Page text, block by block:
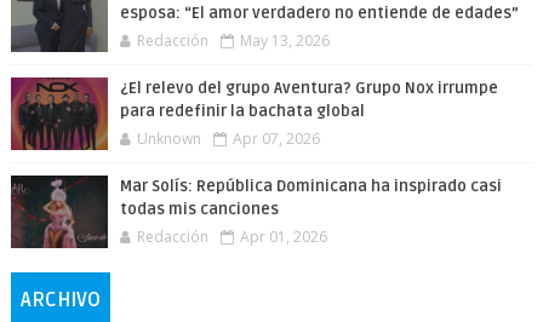
esposa: “El amor verdadero no entiende de edades”
Redacción May 13, 2026
¿El relevo del grupo Aventura? Grupo Nox irrumpe
para redefinir la bachata global
Unknown Apr 07, 2026
Mar Solís: República Dominicana ha inspirado casi
todas mis canciones
Redacción Apr 01, 2026
ARCHIVO